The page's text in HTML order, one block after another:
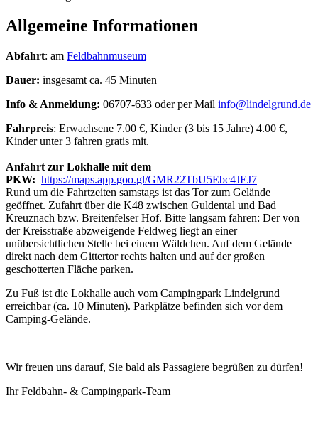
Allgemeine Informationen
Abfahrt: am Feldbahnmuseum
Dauer: insgesamt ca. 45 Minuten
Info & Anmeldung: 06707-633 oder per Mail info@lindelgrund.de
Fahrpreis: Erwachsene 7.00 €, Kinder (3 bis 15 Jahre) 4.00 €,
Kinder unter 3 fahren gratis mit.
Anfahrt zur Lokhalle mit dem
PKW: https://maps.app.goo.gl/GMR22TbU5Ebc4JEJ7
Rund um die Fahrtzeiten samstags ist das Tor zum Gelände
geöffnet. Zufahrt über die K48 zwischen Guldental und Bad
Kreuznach bzw. Breitenfelser Hof. Bitte langsam fahren: Der von
der Kreisstraße abzweigende Feldweg liegt an einer
unübersichtlichen Stelle bei einem Wäldchen. Auf dem Gelände
direkt nach dem Gittertor rechts halten und auf der großen
geschotterten Fläche parken.
Zu Fuß ist die Lokhalle auch vom Campingpark Lindelgrund
erreichbar (ca. 10 Minuten). Parkplätze befinden sich vor dem
Camping-Gelände.
Wir freuen uns darauf, Sie bald als Passagiere begrüßen zu dürfen!
Ihr Feldbahn- & Campingpark-Team